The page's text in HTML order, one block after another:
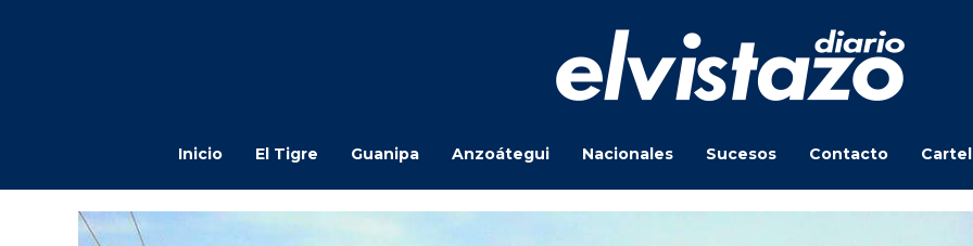
Inicio El Tigre Guanipa Anzoátegui Nacionales Sucesos Contacto